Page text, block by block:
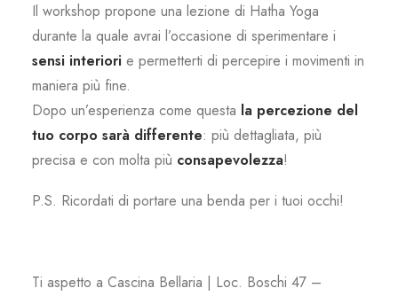
Il workshop propone una lezione di Hatha Yoga
durante la quale avrai l’occasione di sperimentare i
sensi interiori e permetterti di percepire i movimenti in
maniera più fine.
Dopo un’esperienza come questa la percezione del
tuo corpo sarà differente: più dettagliata, più
precisa e con molta più consapevolezza!
P.S. Ricordati di portare una benda per i tuoi occhi!
Ti aspetto a Cascina Bellaria | Loc. Boschi 47 –